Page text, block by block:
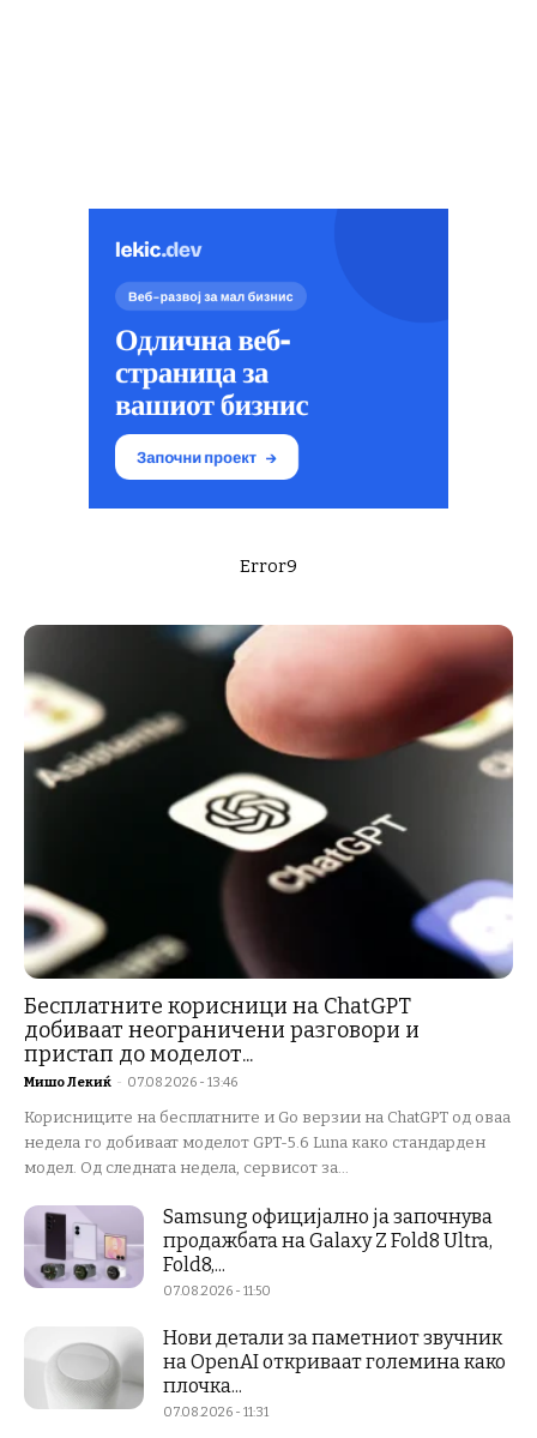
Error9
Бесплатните корисници на ChatGPT
добиваат неограничени разговори и
пристап до моделот...
Мишо Лекиќ - 07.08.2026 - 13:46
Корисниците на бесплатните и Go верзии на ChatGPT од оваа
недела го добиваат моделот GPT-5.6 Luna како стандарден
модел. Од следната недела, сервисот за...
Samsung официјално ја започнува
продажбата на Galaxy Z Fold8 Ultra,
Fold8,...
07.08.2026 - 11:50
Нови детали за паметниот звучник
на OpenAI откриваат големина како
плочка...
07.08.2026 - 11:31